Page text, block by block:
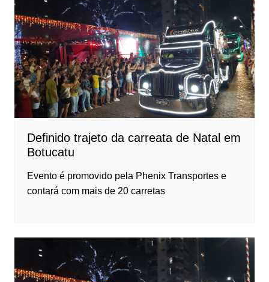
Definido trajeto da carreata de Natal em
Botucatu
Evento é promovido pela Phenix Transportes e
contará com mais de 20 carretas